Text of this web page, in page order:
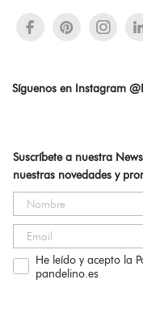
Síguenos en Instagram
Suscríbete a nuestra
nuestras novedades y
He leído y acepto la
pandelino.es